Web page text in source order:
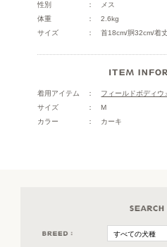
性別
メス
体重
2.6kg
サイズ
首18cm/胴32cm/着
着用アイテム
フィールドボディウ
サイズ
M
カラー
カーキ